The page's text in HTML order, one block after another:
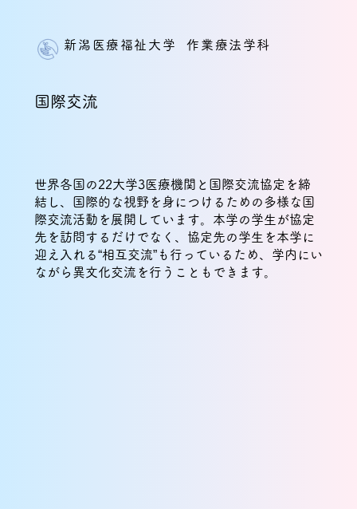
新潟医療福祉大学 作業療法学科
国際交流
世界各国の22大学3医療機関と国際交流協定を締
結し、国際的な視野を身につけるための多様な国
際交流活動を展開しています。本学の学生が協定
先を訪問するだけでなく、協定先の学生を本学に
迎え入れる“相互交流”も行っているため、学内にい
ながら異文化交流を行うこともできます。